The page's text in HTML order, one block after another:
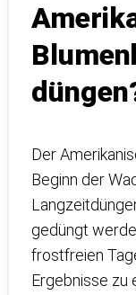
Der
Beginn der
gedüngt
frostfreien
Ergebnisse zu